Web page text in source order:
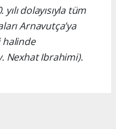
dolayısıyla tüm
Arnavutça’ya
halinde
Nexhat Ibrahimi).